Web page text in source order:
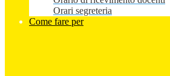
Orari segreteria
Come fare per